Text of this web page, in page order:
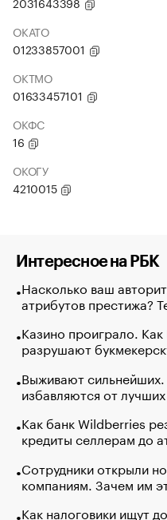
ОКАТО
01233857001
ОКТМО
01633457101
ОКФС
16
ОКОГУ
4210015
Интересное на РБК
Насколько ваш
атрибутов престижа?
Казино проиграло.
разрушают
Выживают
избавляются от
Как банк Wildberries
кредиты селлерам до
Сотрудники открыли
компаниям. Зачем им
Как налоговики ищут